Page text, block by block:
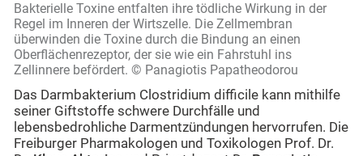
Bakterielle Toxine entfalten ihre tödliche Wirkung in der
Regel im Inneren der Wirtszelle. Die Zellmembran
überwinden die Toxine durch die Bindung an einen
Oberflächenrezeptor, der sie wie ein Fahrstuhl ins
Zellinnere befördert. © Panagiotis Papatheodorou
Das Darmbakterium Clostridium difficile kann mithilfe
seiner Giftstoffe schwere Durchfälle und
lebensbedrohliche Darmentzündungen hervorrufen. Die
Freiburger Pharmakologen und Toxikologen Prof. Dr.